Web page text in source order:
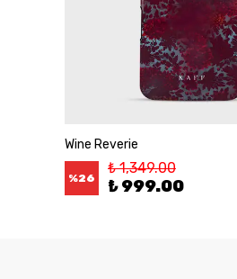
Wine Reverie
%26
₺ 1,349.00
₺ 999.00